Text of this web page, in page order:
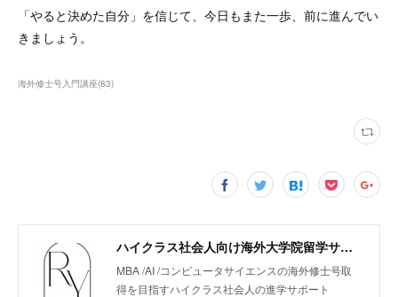
「やると決めた自分」を信じて、今日もまた一歩、前に進んでい
きましょう。
海外修士号入門講座(83)
ハイクラス社会人向け海外大学院留学サポート「リューガクエージェント」
MBA /AI /コンピュータサイエンスの海外修士号取
得を目指すハイクラス社会人の進学サポート